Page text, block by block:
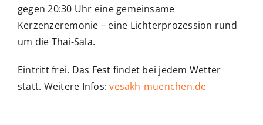
gegen 20:30 Uhr eine gemeinsame
Kerzenzeremonie – eine Lichterprozession rund
um die Thai-Sala.
Eintritt frei. Das Fest findet bei jedem Wetter
statt. Weitere Infos:vesakh-muenchen.de